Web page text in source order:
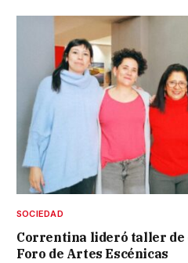
SOCIEDAD
Correntina lideró taller de
Foro de Artes Escénicas